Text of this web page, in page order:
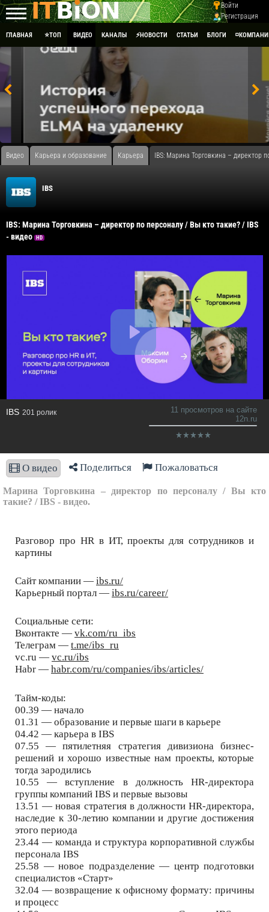
Войти
Регистрация
ГЛАВНАЯ ⭐ТОП ВИДЕО КАНАЛЫ ⚡НОВОСТИ СТАТЬИ БЛОГИ
Видео Карьера и образование Карьера IBS: Марина Торговкина – директор
IBS
IBS: Марина Торговкина – директор по персоналу / Вы кто такие? / IBS
- видео
HD
IBS 201 ролик
11 просмотров на сайте
12n.ru
О видео Поделиться Пожаловаться
Марина Торговкина – директор по персоналу / Вы кто
такие? / IBS - видео.
Разговор про HR в ИТ, проекты для сотрудников и
картины
Сайт компании — ibs.ru/
Карьерный портал — ibs.ru/career/
Социальные сети:
Вконтакте — vk.com/ru_ibs
Телеграм — t.me/ibs_ru
vc.ru — vc.ru/ibs
Habr — habr.com/ru/companies/ibs/articles/
Тайм-коды:
00.39 — начало
01.31 — образование и первые шаги в карьере
04.42 — карьера в IBS
07.55 — пятилетняя стратегия дивизиона бизнес-
решений и хорошо известные нам проекты, которые
тогда зародились
10.55 — вступление в должность HR-директора
группы компаний IBS и первые вызовы
13.51 — новая стратегия в должности HR-директора,
наследие к 30-летию компании и другие достижения
этого периода
23.44 — команда и структура корпоративной службы
персонала IBS
25.58 — новое подразделение — центр подготовки
специалистов «Старт»
32.04 — возвращение к офисному формату: причины
и процесс